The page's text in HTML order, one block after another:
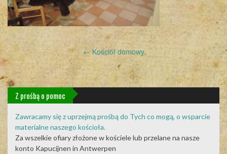
Post
navigation
← Kościół domowy
Z prośbą o pomoc
Zawracamy się z uprzejmą prośbą do Tych co mogą, o wsparcie
materialne naszego kościoła.
Za wszelkie ofiary złożone w kościele lub przelane na nasze
konto Kapucijnen in Antwerpen